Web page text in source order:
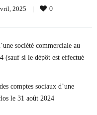
2025 | 0
société commerciale au
(sauf si le dépôt est effectué
comptes sociaux d’une
le 31 août 2024